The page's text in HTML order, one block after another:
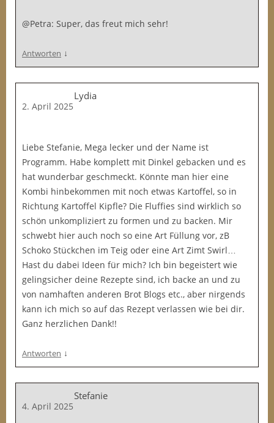
@Petra: Super, das freut mich sehr!
Antworten ↓
Lydia
2. April 2025
Liebe Stefanie, Mega lecker und der Name ist
Programm. Habe komplett mit Dinkel gebacken und es
hat wunderbar geschmeckt. Könnte man hier eine
Kombi hinbekommen mit noch etwas Kartoffel, so in
Richtung Kartoffel Kipfle? Die Fluffies sind wirklich so
schön unkompliziert zu formen und zu backen. Mir
schwebt hier auch noch so eine Art Füllung vor, zB
Schoko Stückchen im Teig oder eine Art Zimt Swirl…
Hast du dabei Ideen für mich? Ich bin begeistert wie
gelingsicher deine Rezepte sind, ich backe an und zu
von namhaften anderen Brot Blogs etc., aber nirgends
kann ich mich so auf das Rezept verlassen wie bei dir.
Ganz herzlichen Dank!!
Antworten ↓
Stefanie
4. April 2025